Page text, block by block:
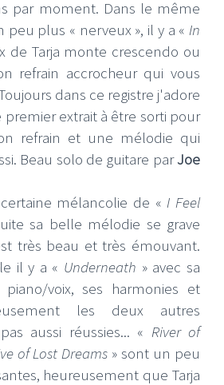
par moment. Dans le même
plus « nerveux », il y a « In
de Tarja monte crescendo ou
refrain accrocheur qui vous
dans ce registre j'adore
premier extrait à être sorti pour
refrain et une mélodie qui
Beau solo de guitare parJoe
mélancolie de «I Feel
sa belle mélodie se grave
très beau et très émouvant.
il y a « Underneath » avec sa
voix, ses harmonies et
les deux autres
aussi réussies... « River of
of Lost Dreams » sont un peu
heureusement que Tarja